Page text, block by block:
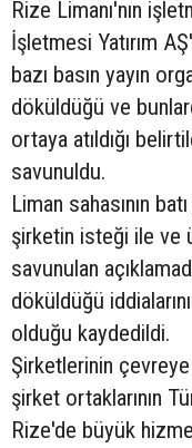
Rize Limanı'nın
İşletmesi Yatırım
bazı basın yayın
döküldüğü ve
ortaya atıldığı
savunuldu.
Liman sahasının
şirketin isteği ile ve
savunulan
döküldüğü
olduğu kaydedildi.
Şirketlerinin
şirket ortaklarının
Rize'de büyük